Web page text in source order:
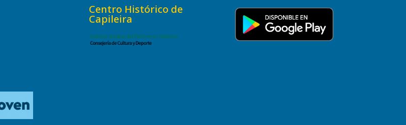
Centro Histórico de
Capileira